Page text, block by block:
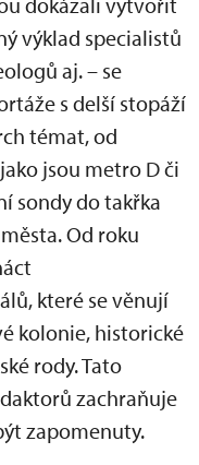
výklad specialistů
aj. – se
s delší stopáží
témat, od
jsou metro D či
sondy do takřka
Od roku
které se věnují
kolonie, historické
rody. Tato
zachraňuje
zapomenuty.